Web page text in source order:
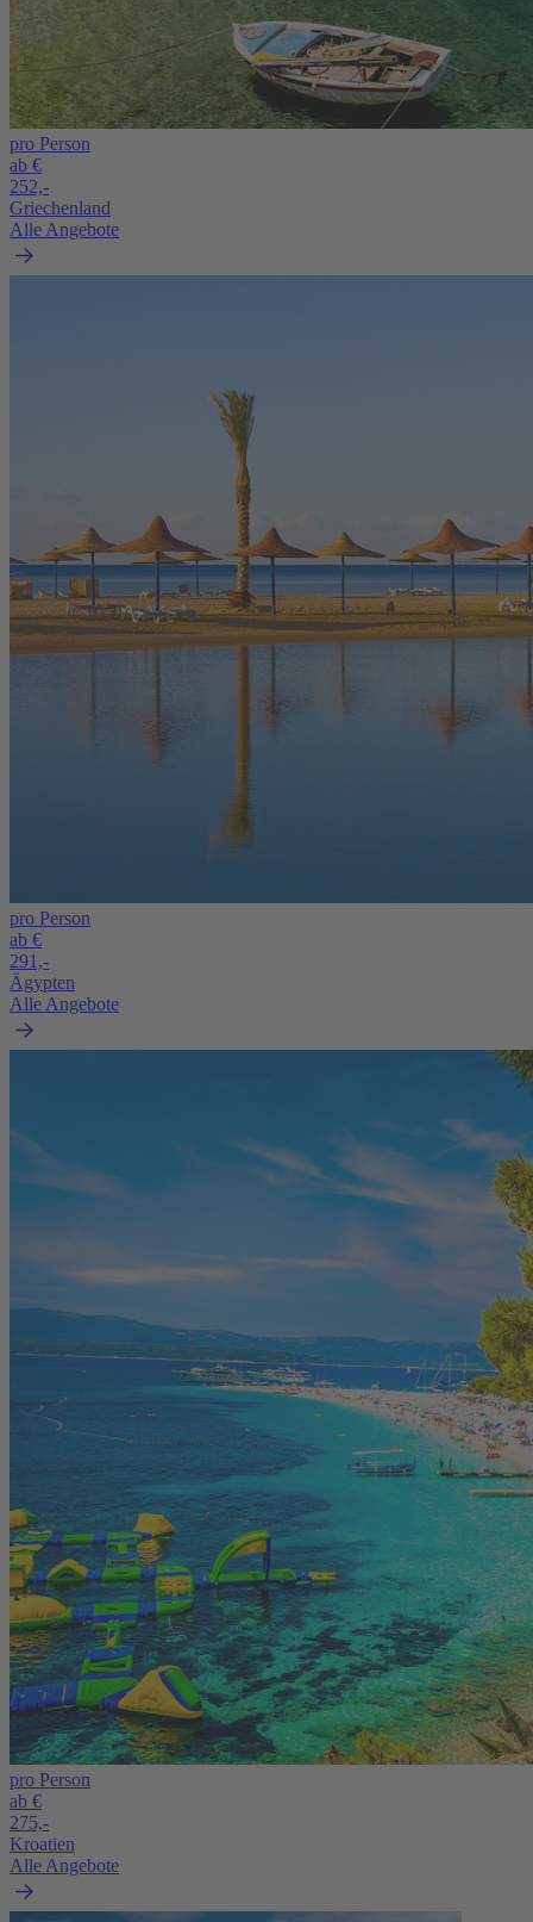
pro Person
ab €
252,-
Griechenland
Alle Angebote
pro Person
ab €
291,-
Ägypten
Alle Angebote
pro Person
ab €
275,-
Kroatien
Alle Angebote